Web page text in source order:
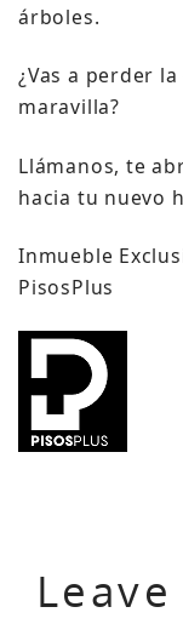
árboles.
¿Vas a perder
maravilla?
Llámanos, te
hacia tu nuevo
Inmueble
PisosPlus